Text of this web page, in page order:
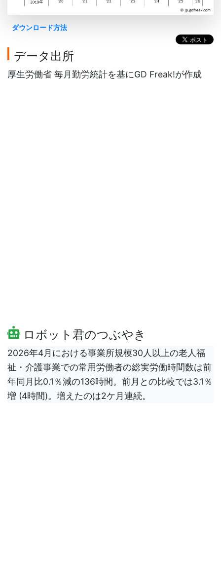
ダウンロード方法
データ出所
厚生労働省 毎月勤労統計を基にGD Freak!が作成
ロボット君のつぶやき
2026年4月における事業所規模30人以上の老人福
祉・介護事業での常用労働者の総実労働時間数は前
年同月比0.1％減の136時間。前月との比較では3.1％
増 (4時間)。増えたのは2ケ月連続。